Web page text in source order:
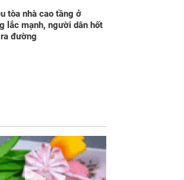
Tài 'điểm mặt gọi tên',
3 con giáp lộc nhiều
hơn sông, tài vận
sáng như trăng Rằm,
chính thức hết khổ
tòa nhà cao tầng ở
lắc mạnh, người dân hốt
đường